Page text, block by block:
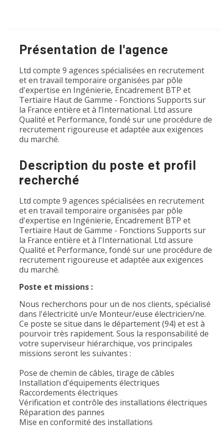
Présentation de l'agence
Ltd compte 9 agences spécialisées en recrutement
et en travail temporaire organisées par pôle
d'expertise en Ingénierie, Encadrement BTP et
Tertiaire Haut de Gamme - Fonctions Supports sur
la France entière et à l’International. Ltd assure
Qualité et Performance, fondé sur une procédure de
recrutement rigoureuse et adaptée aux exigences
du marché.
Description du poste et profil
recherché
Ltd compte 9 agences spécialisées en recrutement
et en travail temporaire organisées par pôle
d'expertise en Ingénierie, Encadrement BTP et
Tertiaire Haut de Gamme - Fonctions Supports sur
la France entière et à l'International. Ltd assure
Qualité et Performance, fondé sur une procédure de
recrutement rigoureuse et adaptée aux exigences
du marché.
Poste et missions :
Nous recherchons pour un de nos clients, spécialisé
dans l'électricité un/e Monteur/euse électricien/ne.
Ce poste se situe dans le département (94) et est à
pourvoir très rapidement. Sous la responsabilité de
votre superviseur hiérarchique, vos principales
missions seront les suivantes :
Pose de chemin de câbles, tirage de câbles
Installation d'équipements électriques
Raccordements électriques
Vérification et contrôle des installations électriques
Réparation des pannes
Mise en conformité des installations